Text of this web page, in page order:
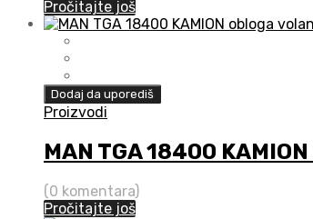
Pročitajte još
Dodaj da uporediš
Proizvodi
MAN TGA 18400
(0 komentara)
Pročitajte još